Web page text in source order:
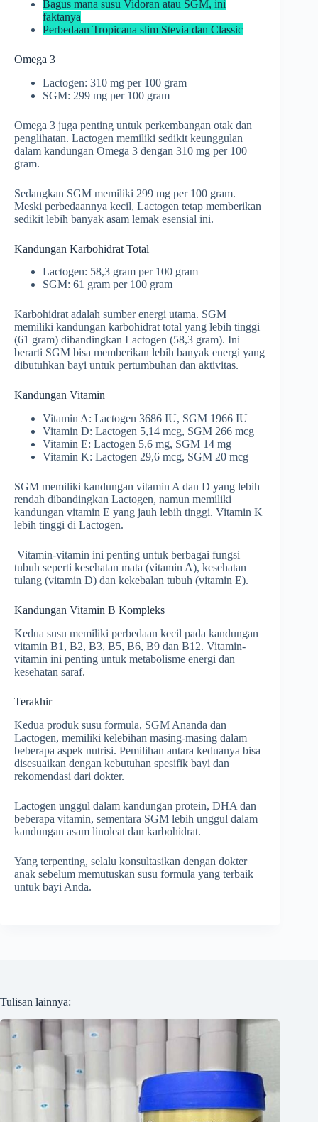
Bagus mana susu Vidoran atau SGM, ini
faktanya
Perbedaan Tropicana slim Stevia dan Classic
Omega 3
Lactogen: 310 mg per 100 gram
SGM: 299 mg per 100 gram
Omega 3 juga penting untuk perkembangan otak dan
penglihatan. Lactogen memiliki sedikit keunggulan
dalam kandungan Omega 3 dengan 310 mg per 100
gram.
Sedangkan SGM memiliki 299 mg per 100 gram.
Meski perbedaannya kecil, Lactogen tetap memberikan
sedikit lebih banyak asam lemak esensial ini.
Kandungan Karbohidrat Total
Lactogen: 58,3 gram per 100 gram
SGM: 61 gram per 100 gram
Karbohidrat adalah sumber energi utama. SGM
memiliki kandungan karbohidrat total yang lebih tinggi
(61 gram) dibandingkan Lactogen (58,3 gram). Ini
berarti SGM bisa memberikan lebih banyak energi yang
dibutuhkan bayi untuk pertumbuhan dan aktivitas.
Kandungan Vitamin
Vitamin A: Lactogen 3686 IU, SGM 1966 IU
Vitamin D: Lactogen 5,14 mcg, SGM 266 mcg
Vitamin E: Lactogen 5,6 mg, SGM 14 mg
Vitamin K: Lactogen 29,6 mcg, SGM 20 mcg
SGM memiliki kandungan vitamin A dan D yang lebih
rendah dibandingkan Lactogen, namun memiliki
kandungan vitamin E yang jauh lebih tinggi. Vitamin K
lebih tinggi di Lactogen.
Vitamin-vitamin ini penting untuk berbagai fungsi
tubuh seperti kesehatan mata (vitamin A), kesehatan
tulang (vitamin D) dan kekebalan tubuh (vitamin E).
Kandungan Vitamin B Kompleks
Kedua susu memiliki perbedaan kecil pada kandungan
vitamin B1, B2, B3, B5, B6, B9 dan B12. Vitamin-
vitamin ini penting untuk metabolisme energi dan
kesehatan saraf.
Terakhir
Kedua produk susu formula, SGM Ananda dan
Lactogen, memiliki kelebihan masing-masing dalam
beberapa aspek nutrisi. Pemilihan antara keduanya bisa
disesuaikan dengan kebutuhan spesifik bayi dan
rekomendasi dari dokter.
Lactogen unggul dalam kandungan protein, DHA dan
beberapa vitamin, sementara SGM lebih unggul dalam
kandungan asam linoleat dan karbohidrat.
Yang terpenting, selalu konsultasikan dengan dokter
anak sebelum memutuskan susu formula yang terbaik
untuk bayi Anda.
Tulisan lainnya: